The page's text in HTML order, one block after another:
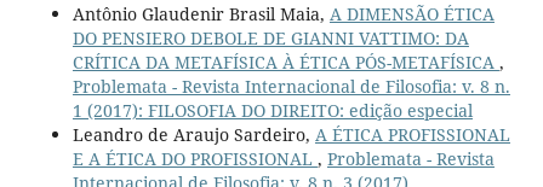
Antônio Glaudenir Brasil Maia, A DIMENSÃO ÉTICA
DO PENSIERO DEBOLE DE GIANNI VATTIMO: DA
CRÍTICA DA METAFÍSICA À ÉTICA PÓS-METAFÍSICA ,
Problemata - Revista Internacional de Filosofia: v. 8 n.
1 (2017): FILOSOFIA DO DIREITO: edição especial
Leandro de Araujo Sardeiro, A ÉTICA PROFISSIONAL
E A ÉTICA DO PROFISSIONAL , Problemata - Revista
Internacional de Filosofia: v. 8 n. 3 (2017)